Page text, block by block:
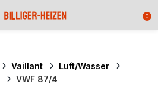
0
Vaillant
Luft/Wasser
VWF 87/4